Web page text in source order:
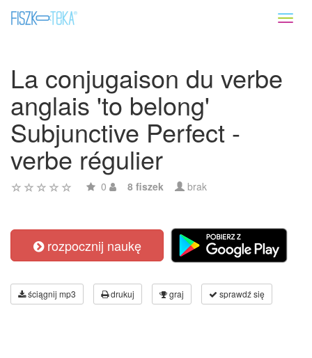
La conjugaison du verbe
anglais 'to belong'
Subjunctive Perfect -
verbe régulier
0 8 fiszek brak
rozpocznij naukę
ściągnij mp3 drukuj graj sprawdź się